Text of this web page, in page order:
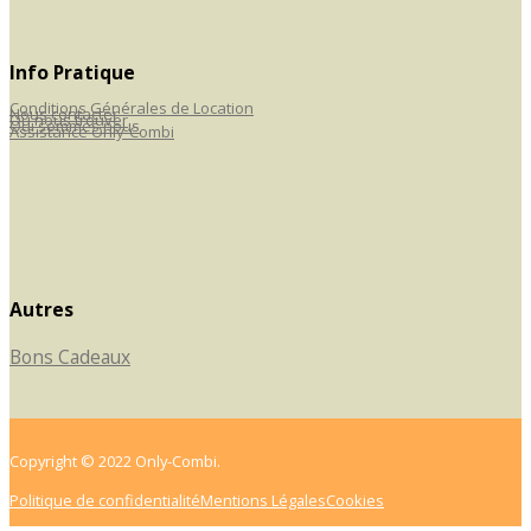
Info Pratique
Conditions Générales de Location
Nous contacter
Où nous trouver
Qui sommes nous
Assistance Only-Combi
Autres
Bons Cadeaux
Copyright © 2022 Only-Combi.
Politique de confidentialitéMentions LégalesCookies